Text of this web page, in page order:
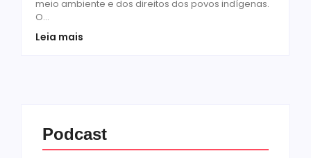
meio ambiente e dos direitos dos povos indígenas.
O...
Leia mais
Podcast